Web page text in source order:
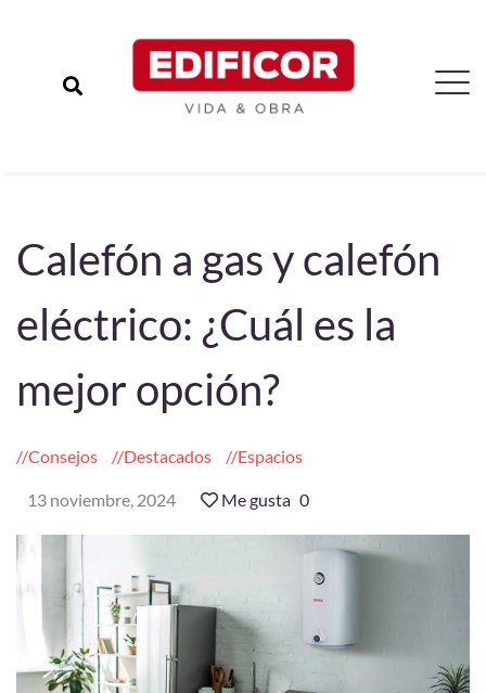
Calefón a gas y calefón
eléctrico: ¿Cuál es la
mejor opción?
Consejos Destacados Espacios
13 noviembre, 2024 Me gusta 0